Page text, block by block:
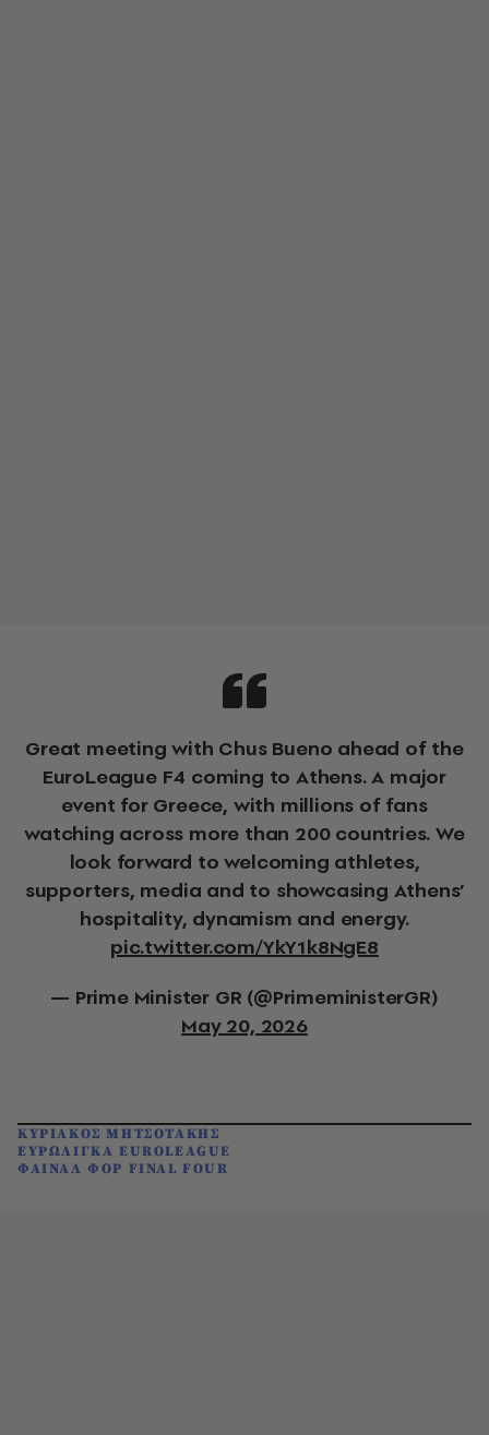
Great meeting with Chus Bueno ahead of the
EuroLeague F4 coming to Athens. A major
event for Greece, with millions of fans
watching across more than 200 countries. We
look forward to welcoming athletes,
supporters, media and to showcasing Athens’
hospitality, dynamism and energy.
pic.twitter.com/YkY1k8NgE8
— Prime Minister GR (@PrimeministerGR)
May 20, 2026
ΚΥΡΙΑΚΟΣ ΜΗΤΣΟΤΑΚΗΣ
ΕΥΡΩΛΙΓΚΑ EUROLEAGUE
ΦΑΙΝΑΛ ΦΟΡ FINAL FOUR